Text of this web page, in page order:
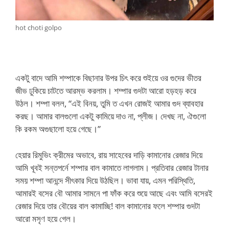
hot choti golpo
একটু বাদে আমি শম্পাকে বিছানার উপর চিৎ করে শুইয়ে ওর গুদের ভীতর
জীভ ঢুকিয়ে চাটতে আরম্ভ করলাম। শম্পার গুদটা আরো হড়হড় করে
উঠল। শম্পা বলল, “এই বিনয়, তুমি ত এখন রোজই আমার গুদ ব্যাবহার
করছ। আমার বালগুলো একটু কামিয়ে দাও না, প্লীজ। দেখছ না, ঐগুলো
কি রকম অগুছালো হয়ে গেছে।”
হেয়ার রিমুভিং ক্রীমের অভাবে, রায় সাহেবের দাড়ি কামানোর রেজার দিয়ে
আমি খূবই সন্তপর্নে শম্পার বাল কামাতে লাগলাম। প্রতিবার রেজার টানার
সময় শম্পা আনন্দে সীৎকার দিয়ে উঠছিল। ভাবা যায়, এমন পরিস্থিতি,
আমারই বসের বৌ আমার সামনে পা ফাঁক করে শুয়ে আছে এবং আমি বসেরই
রেজার দিয়ে তার বৌয়ের বাল কামাচ্ছি! বাল কামানোর ফলে শম্পার গুদটা
আরো মসৃণ হয়ে গেল।